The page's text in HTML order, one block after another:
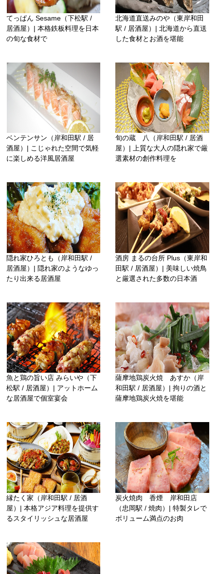
てっぱん Sesame（下松駅 /
居酒屋）| 本格鉄板料理を日本
の旬な食材で
北海道直送みのや（東岸和田
駅 / 居酒屋）| 北海道から直送
した食材とお酒を堪能
ベンテンサン（岸和田駅 / 居
酒屋）| こじゃれた空間で気軽
に楽しめる洋風居酒屋
旬の蔵 八（岸和田駅 / 居酒
屋）| 上質な大人の隠れ家で厳
選素材の創作料理を
隠れ家ひろとも（岸和田駅 /
居酒屋）| 隠れ家のようなゆっ
たり出来る居酒屋
酒房 まるの台所 Plus（東岸和
田駅 / 居酒屋）| 美味しい焼鳥
と厳選された多数の日本酒
魚と鶏の旨い店 みらいや（下
松駅 / 居酒屋）| アットホーム
な居酒屋で個室宴会
薩摩地鶏炭火焼 あすか（岸
和田駅 / 居酒屋）| 拘りの酒と
薩摩地鶏炭火焼を堪能
縁たく家（岸和田駅 / 居酒
屋）| 本格アジア料理を提供す
るスタイリッシュな居酒屋
炭火焼肉 香煙 岸和田店
（忠岡駅 / 焼肉）| 特製タレで
ボリューム満点のお肉